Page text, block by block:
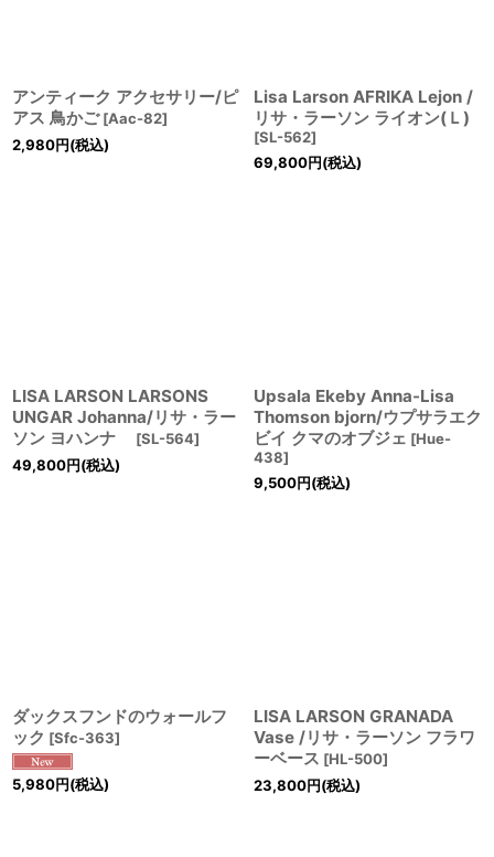
アンティーク アクセサリー/ピ
アス 鳥かご [Aac-82]
2,980円(税込)
Lisa Larson AFRIKA Lejon /
リサ・ラーソン ライオン(Ｌ)
[SL-562]
69,800円(税込)
LISA LARSON LARSONS
UNGAR Johanna/リサ・ラー
ソン ヨハンナ
[SL-564]
49,800円(税込)
Upsala Ekeby Anna-Lisa
Thomson bjorn/ウプサラエク
ビイ クマのオブジェ [Hue-
438]
9,500円(税込)
ダックスフンドのウォールフ
ック [Sfc-363]
5,980円(税込)
LISA LARSON GRANADA
Vase /リサ・ラーソン フラワ
ーベース [HL-500]
23,800円(税込)